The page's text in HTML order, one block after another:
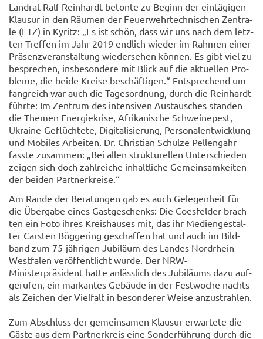
Land­rat Ralf Rein­hardt be­ton­te zu Be­ginn der ein­tä­gi­gen
Klau­sur in den Räu­men der Feu­er­wehr­tech­ni­schen Zen­tra­
le (FTZ) in Ky­ritz: „Es ist schön, dass wir uns nach dem letz­
ten Tref­fen im Jahr 2019 end­lich wie­der im Rah­men einer
Prä­senz­ver­an­stal­tung wie­der­se­hen kön­nen. Es gibt viel zu
be­spre­chen, ins­be­son­de­re mit Blick auf die ak­tu­el­len Pro­
ble­me, die beide Krei­se be­schäf­ti­gen.“ Ent­spre­chend um­
fang­reich war auch die Ta­ges­ord­nung, durch die Rein­hardt
führ­te: Im Zen­trum des in­ten­si­ven Aus­tau­sches stan­den
die The­men En­er­gie­kri­se, Afri­ka­ni­sche Schwei­ne­pest,
Ukraine-​Geflüchtete, Di­gi­ta­li­sie­rung, Per­so­nal­ent­wick­lung
und Mo­bi­les Ar­bei­ten. Dr. Chris­ti­an Schul­ze Pel­len­gahr
fass­te zu­sam­men: „Bei allen struk­tu­rel­len Un­ter­schie­den
zei­gen sich doch zahl­rei­che in­halt­li­che Ge­mein­sam­kei­ten
der bei­den Part­ner­krei­se.“
Am Rande der Be­ra­tun­gen gab es auch Ge­le­gen­heit für
die Über­ga­be eines Gast­ge­schenks: Die Coes­fel­der brach­
ten ein Foto ihres Kreis­hau­ses mit, das ihr Me­di­en­ge­stal­
ter Cars­ten Bög­ge­ring ge­schaf­fen hat und auch im Bild­
band zum 75-​jährigen Ju­bi­lä­um des Lan­des Nordrhein-​
Westfalen ver­öf­fent­licht wurde. Der NRW-​
Ministerpräsident hatte an­läss­lich des Ju­bi­lä­ums dazu auf­
ge­ru­fen, ein mar­kan­tes Ge­bäu­de in der Fest­wo­che nachts
als Zei­chen der Viel­falt in be­son­de­rer Weise an­zu­strah­len.
Zum Ab­schluss der ge­mein­sa­men Klau­sur er­war­te­te die
Gäste aus dem Part­ner­kreis eine Son­der­füh­rung durch die